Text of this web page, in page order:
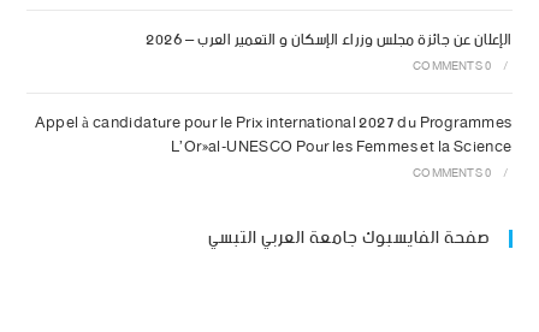
الإعلان عن جائزة مجلس وزراء الإسكان و التعمير العرب – 2026
/
0 COMMENTS
Appel à candidature pour le Prix international 2027 du Programmes
L’Oréal-UNESCO Pour les Femmes et la Science
/
0 COMMENTS
صفحة الفايسبوك جامعة العربي التبسي